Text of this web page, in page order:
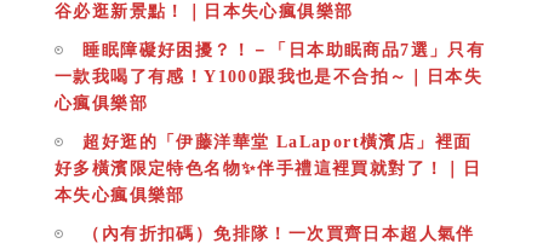
谷必逛新景點！｜日本失心瘋俱樂部
睡眠障礙好困擾？！－「日本助眠商品7選」只有
一款我喝了有感！Y1000跟我也是不合拍～｜日本失
心瘋俱樂部
超好逛的「伊藤洋華堂 LaLaport橫濱店」裡面
好多橫濱限定特色名物✨伴手禮這裡買就對了！｜日
本失心瘋俱樂部
（內有折扣碼）免排隊！一次買齊日本超人氣伴